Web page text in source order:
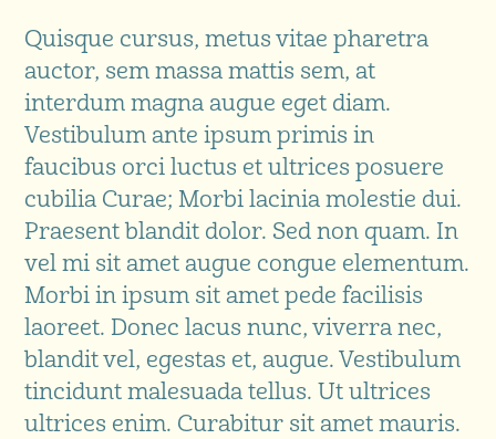
Quisque cursus, metus vitae pharetra
auctor, sem massa mattis sem, at
interdum magna augue eget diam.
Vestibulum ante ipsum primis in
faucibus orci luctus et ultrices posuere
cubilia Curae; Morbi lacinia molestie dui.
Praesent blandit dolor. Sed non quam. In
vel mi sit amet augue congue elementum.
Morbi in ipsum sit amet pede facilisis
laoreet. Donec lacus nunc, viverra nec,
blandit vel, egestas et, augue. Vestibulum
tincidunt malesuada tellus. Ut ultrices
ultrices enim. Curabitur sit amet mauris.